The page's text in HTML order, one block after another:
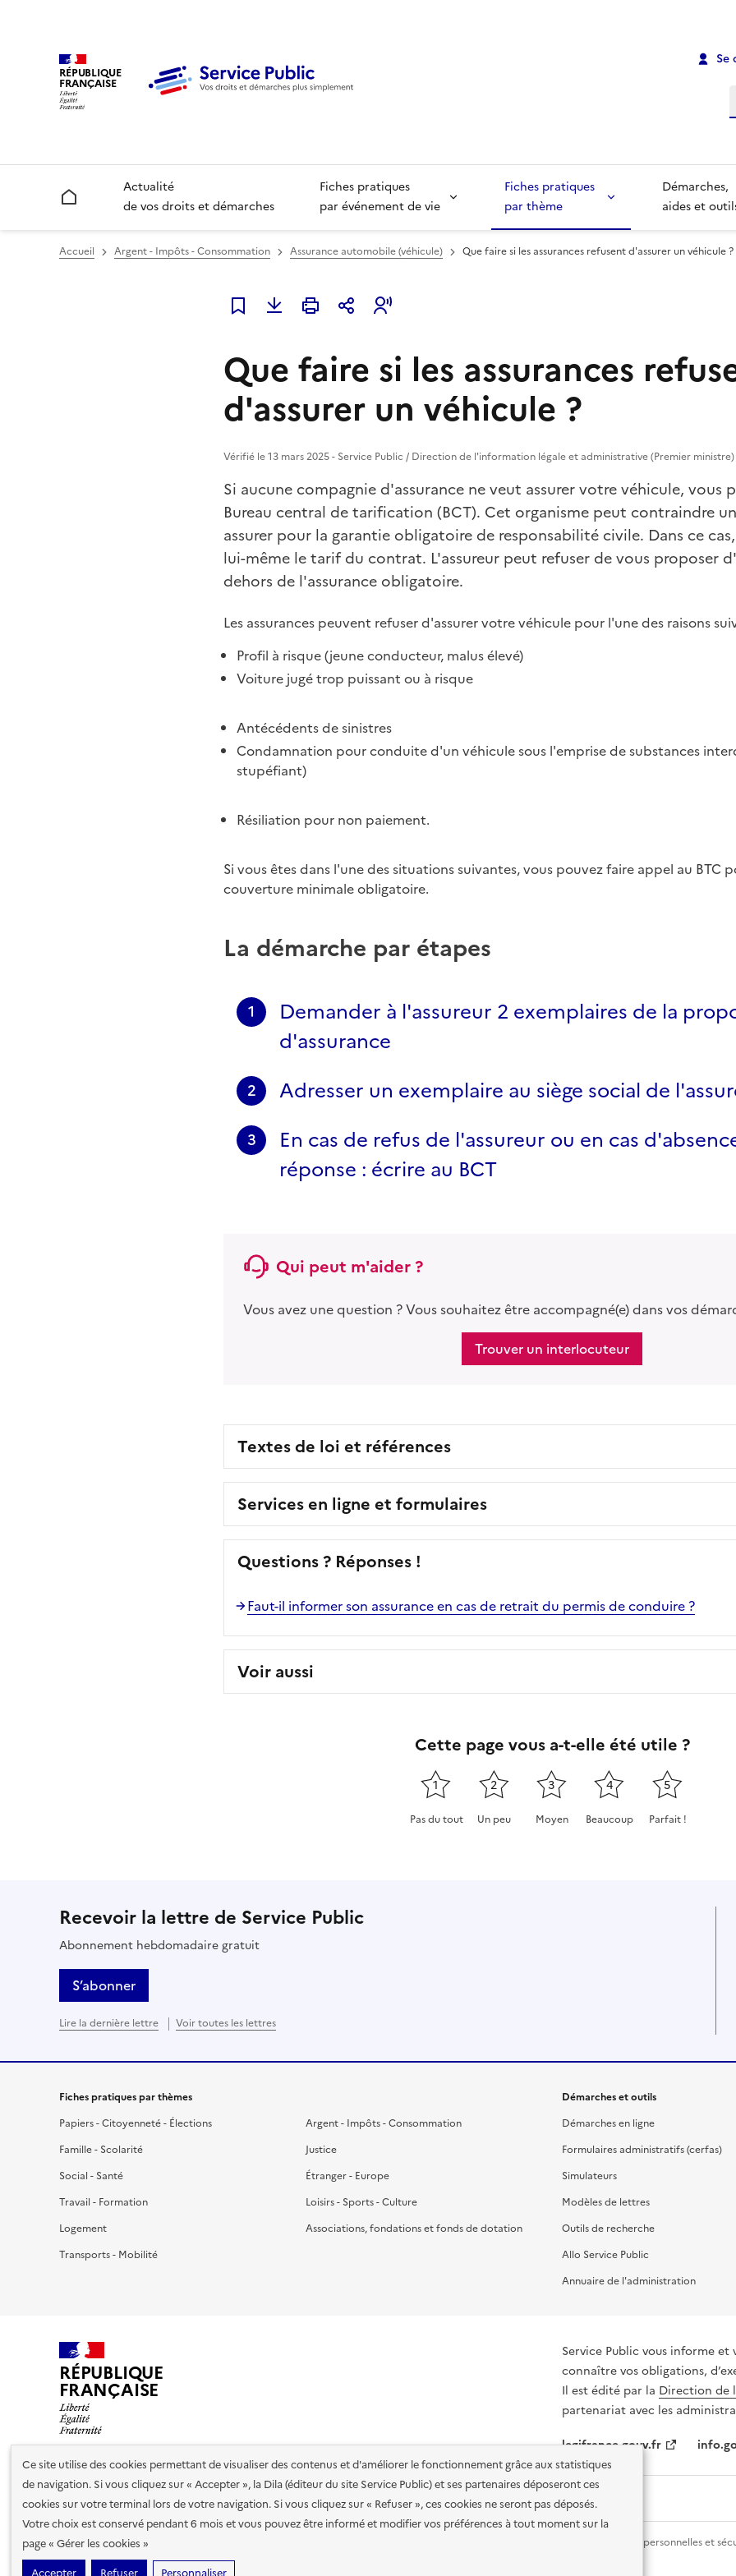
Ce site utilise des cookies permettant de visualiser des contenus et d'améliorer le fonctionnement grâce aux statistiques
de navigation. Si vous cliquez sur « Accepter », la Dila (éditeur du site Service Public) et ses partenaires déposeront ces
cookies sur votre terminal lors de votre navigation. Si vous cliquez sur « Refuser », ces cookies ne seront pas déposés.
Votre choix est conservé pendant 6 mois et vous pouvez être informé et modifier vos préférences à tout moment sur la
page « Gérer les cookies »
RÉPUBLIQUE
FRANÇAISE
Se
Accueil
Actualité
de vos droits et démarches
Fiches pratiques
par événement de vie
Fiches pratiques
par thème
Démarches,
aides et
Accueil Argent - Impôts - Consommation Assurance automobile (véhicule) Que faire si les assurances refusent d'assurer un véhicule ?
Ajouter à mes favoris
Que faire si les assurances
d'assurer un véhicule ?
Vérifié le 13 mars 2025 - Service Public / Direction de l'information légale et administrative (Premier ministre)
Si aucune compagnie d'assurance ne veut assurer votre véhicule, vous
Bureau central de tarification (BCT). Cet organisme peut contraindre
assurer pour la garantie obligatoire de responsabilité civile. Dans ce
lui-même le tarif du contrat. L'assureur peut refuser de vous proposer
dehors de l'assurance obligatoire.
Les assurances peuvent refuser d'assurer votre véhicule pour l'une des raisons
Profil à risque (jeune conducteur, malus élevé)
Voiture jugé trop puissant ou à risque
Antécédents de sinistres
Condamnation pour conduite d'un véhicule sous l'emprise de substances
stupéfiant)
Résiliation pour non paiement.
Si vous êtes dans l'une des situations suivantes, vous pouvez faire appel au BTC
couverture minimale obligatoire.
La démarche par étapes
1
Demander à l'assureur 2 exemplaires de la
d'assurance
2 Adresser un exemplaire au siège social de
3
En cas de refus de l'assureur ou en cas
réponse : écrire au BCT
Qui peut m'aider ?
Vous avez une question ? Vous souhaitez être accompagné(e) dans vos
Trouver un interlocuteur
Textes de loi et références
Services en ligne et formulaires
Questions ? Réponses !
Faut-il informer son assurance en cas de retrait du permis de conduire ?
Voir aussi
Cette page vous a-t-elle été utile ?
1
Pas du tout
2
Un peu
3
Moyen
4
Beaucoup
5
Parfait !
Recevoir la lettre de Service Public
Abonnement hebdomadaire gratuit
S’abonner
Lire la dernière lettre Voir toutes les lettres
Fiches pratiques par thèmes
Papiers - Citoyenneté - Élections
Famille - Scolarité
Social - Santé
Travail - Formation
Logement
Transports - Mobilité
Argent - Impôts - Consommation
Justice
Étranger - Europe
Loisirs - Sports - Culture
Associations, fondations et fonds de dotation
Démarches et outils
Démarches en ligne
Formulaires administratifs (cerfas)
Simulateurs
Modèles de lettres
Outils de recherche
Allo Service Public
Annuaire de l'administration
RÉPUBLIQUE
FRANÇAISE
Service Public vous informe
connaître vos obligations,
Il est édité par la Direction de
partenariat avec les
legifrance.gouv.fr
Nos partenaires
Plan du site Accessibilité : totalement conforme Données personnelles et
cookies